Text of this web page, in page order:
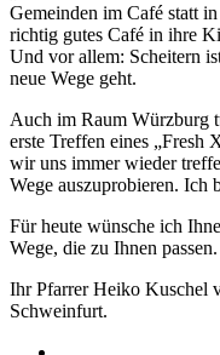
Gemeinden im Café statt
richtig gutes Café in ihre
Und vor allem: Scheitern
neue Wege geht.
Auch im Raum Würzburg
erste Treffen eines „Fresh
wir uns immer wieder
Wege auszuprobieren. Ich
Für heute wünsche ich
Wege, die zu Ihnen
Ihr Pfarrer Heiko Kuschel
Schweinfurt.